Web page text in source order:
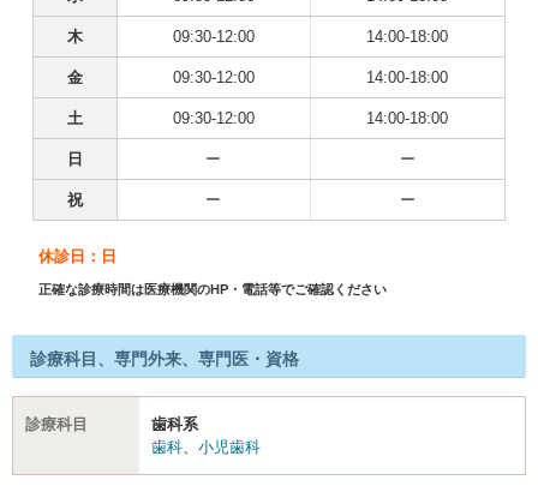
木 09:30-12:00 14:00-18:00
金 09:30-12:00 14:00-18:00
土 09:30-12:00 14:00-18:00
日 ー ー
祝 ー ー
休診日：日
正確な診療時間は医療機関のHP・電話等でご確認ください
診療科目、専門外来、専門医・資格
診療科目
歯科系
歯科
小児歯科